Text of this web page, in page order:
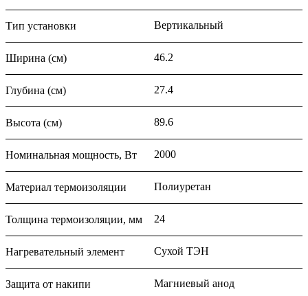
Тип установки Вертикальный
Ширина (см) 46.2
Глубина (см) 27.4
Высота (см) 89.6
Номинальная мощность, Вт 2000
Материал термоизоляции Полиуретан
Толщина термоизоляции, мм 24
Нагревательный элемент Сухой ТЭН
Защита от накипи Магниевый анод